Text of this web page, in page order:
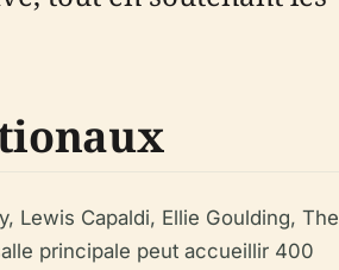
Lewis Capaldi, Ellie Goulding, The
principale peut accueillir 400